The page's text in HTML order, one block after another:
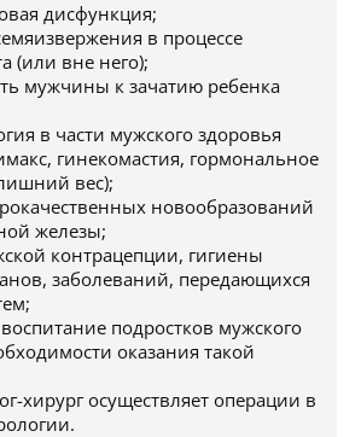
дисфункция;
в процессе
(или вне него);
мужчины к зачатию ребенка
в части мужского здоровья
гинекомастия, гормональное
вес);
новообразований
железы;
контрацепции, гигиены
заболеваний, передающихся
подростков мужского
оказания такой
хирург осуществляет операции в